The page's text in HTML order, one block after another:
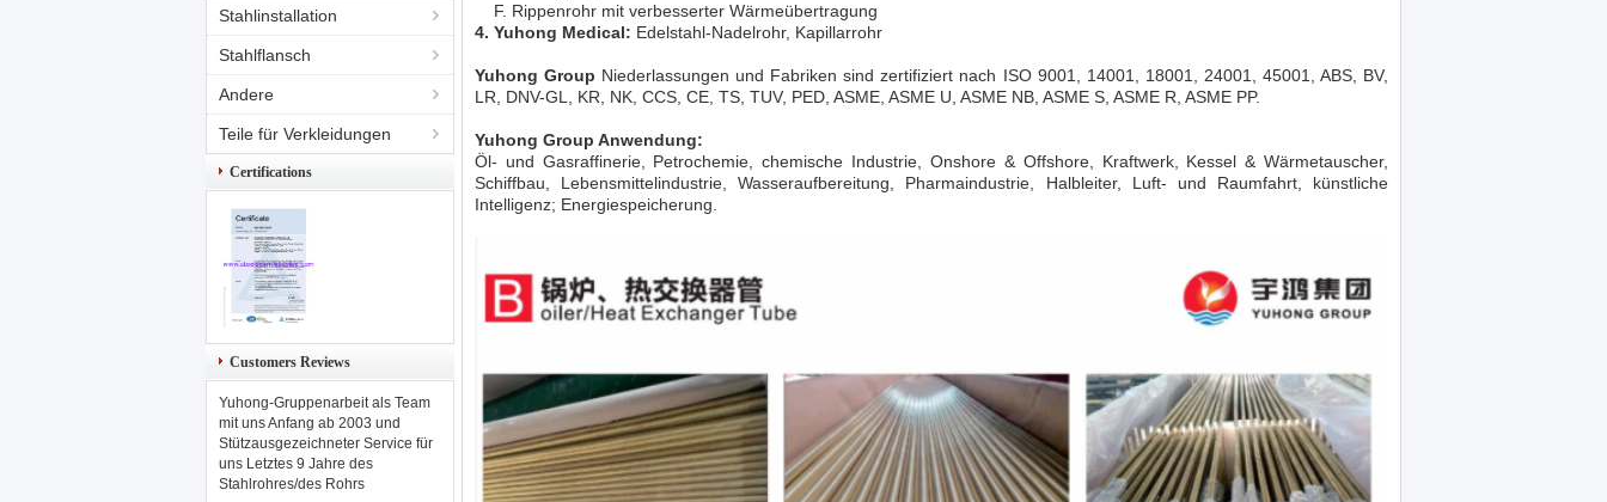
Stahlinstallation
Stahlflansch
Andere
Teile für Verkleidungen
Certifications
Customers Reviews
Yuhong-Gruppenarbeit als Team
mit uns Anfang ab 2003 und
Stützausgezeichneter Service für
uns Letztes 9 Jahre des
Stahlrohres/des Rohrs
F. Rippenrohr mit verbesserter Wärmeübertragung
4. Yuhong Medical: Edelstahl-Nadelrohr, Kapillarrohr
Yuhong Group Niederlassungen und Fabriken sind zertifiziert nach ISO 9001, 14001, 18001, 24001, 45001, ABS, BV,
LR, DNV-GL, KR, NK, CCS, CE, TS, TUV, PED, ASME, ASME U, ASME NB, ASME S, ASME R, ASME PP.
Yuhong Group Anwendung:
Öl- und Gasraffinerie, Petrochemie, chemische Industrie, Onshore & Offshore, Kraftwerk, Kessel & Wärmetauscher,
Schiffbau, Lebensmittelindustrie, Wasseraufbereitung, Pharmaindustrie, Halbleiter, Luft- und Raumfahrt, künstliche
Intelligenz; Energiespeicherung.